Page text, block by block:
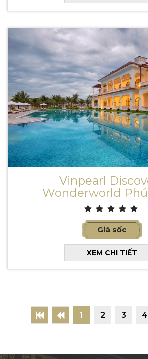
Vinpearl
Wonderworld
Giá sốc
XEM CHI TIẾT
1 2 3 4